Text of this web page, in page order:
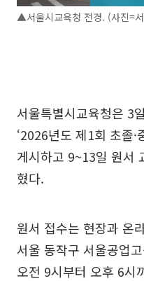
▲서울시교육청 전경. (사진=
서울특별시교육청은 3
‘2026년도 제1회 초졸·
게시하고 9~13일 원서
혔다.
원서 접수는 현장과 온
서울 동작구 서울공업
오전 9시부터 오후 6시